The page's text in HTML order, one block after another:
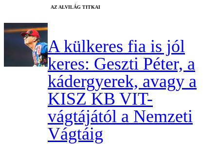
AZ ALVILÁG TITKAI
A külkeres fia is jól
keres: Geszti Péter, a
kádergyerek, avagy a
KISZ KB VIT-
vágtájától a Nemzeti
Vágtáig